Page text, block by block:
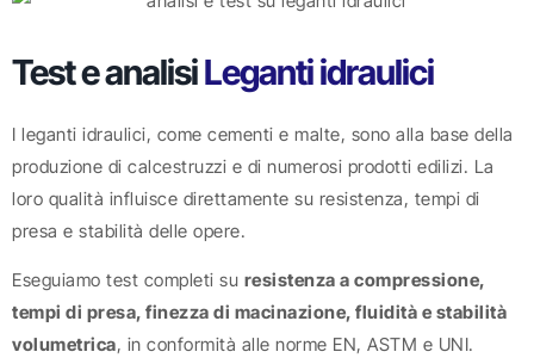
Test e analisiLeganti idraulici
I leganti idraulici, come cementi e malte, sono alla base della
produzione di calcestruzzi e di numerosi prodotti edilizi. La
loro qualità influisce direttamente su resistenza, tempi di
presa e stabilità delle opere.
Eseguiamo test completi su resistenza a compressione,
tempi di presa, finezza di macinazione, fluidità e stabilità
volumetrica, in conformità alle norme EN, ASTM e UNI.